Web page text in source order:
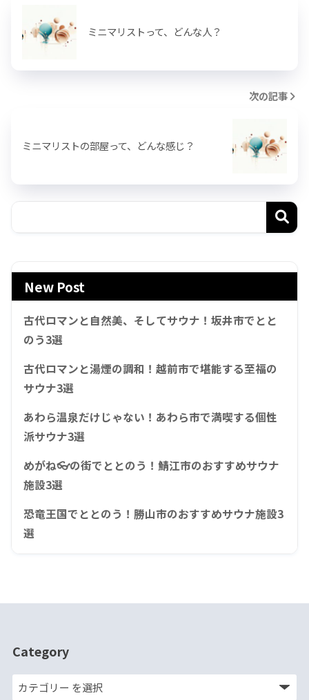
ミニマリストって、どんな人？
次の記事
ミニマリストの部屋って、どんな感じ？
New Post
古代ロマンと自然美、そしてサウナ！坂井市でとと
のう3選
古代ロマンと湯煙の調和！越前市で堪能する至福の
サウナ3選
あわら温泉だけじゃない！あわら市で満喫する個性
派サウナ3選
めがね👓の街でととのう！鯖江市のおすすめサウナ
施設3選
恐竜王国でととのう！勝山市のおすすめサウナ施設3
選
Category